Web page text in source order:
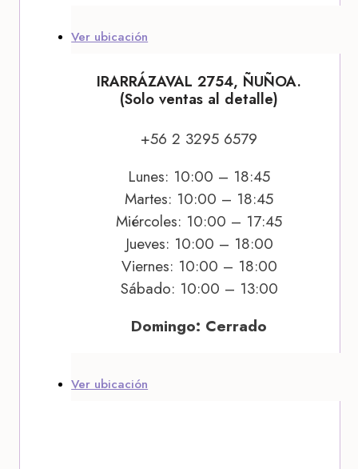
Ver ubicación
IRARRÁZAVAL 2754, ÑUÑOA.
(Solo ventas al detalle)
+56 2 3295 6579
Lunes: 10:00 – 18:45
Martes: 10:00 – 18:45
Miércoles: 10:00 – 17:45
Jueves: 10:00 – 18:00
Viernes: 10:00 – 18:00
Sábado: 10:00 – 13:00
Domingo: Cerrado
Ver ubicación